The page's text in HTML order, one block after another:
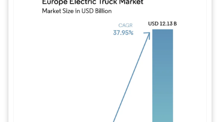
Imagem © Mordor Intelligence. O reuso